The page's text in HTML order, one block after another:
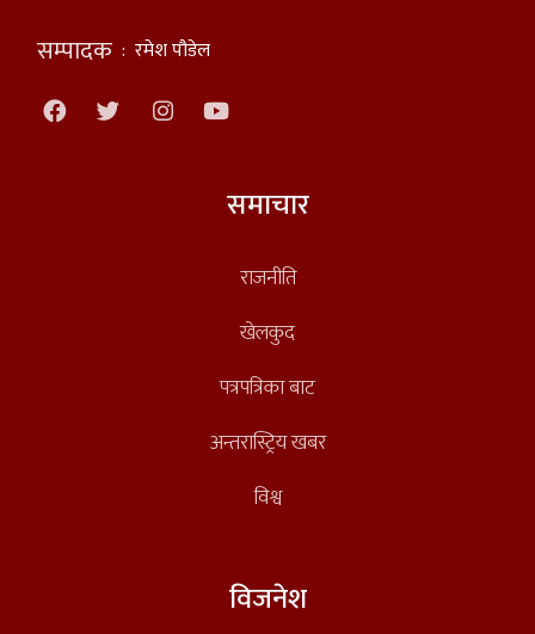
सम्पादक : रमेश पौडेल
समाचार
राजनीति
खेलकुद
पत्रपत्रिका बाट
अन्तरास्ट्रिय खबर
विश्व
विजनेश